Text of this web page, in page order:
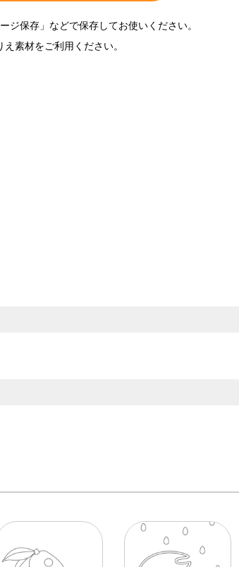
保存」などで保存してお使いください。
素材をご利用ください。